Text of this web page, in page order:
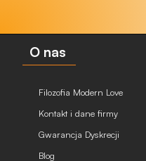
O nas
Filozofia Modern Love
Kontakt i dane firmy
Gwarancja Dyskrecji
Blog